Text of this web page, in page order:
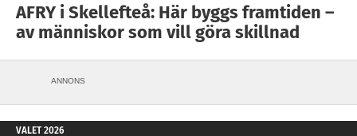
AFRY i Skellefteå: Här byggs framtiden –
av människor som vill göra skillnad
ANNONS
VALET 2026